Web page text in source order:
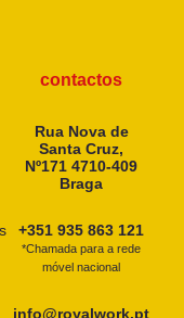
contactos
Rua Nova de
Santa Cruz,
Nº171 4710-409
Braga
+351 935 863 121
*Chamada para a rede
móvel nacional
info@royalwork.pt